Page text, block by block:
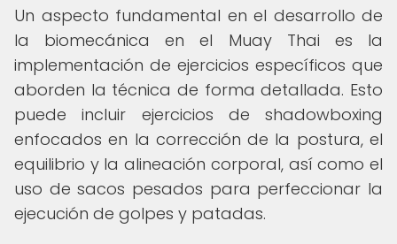
Un aspecto fundamental en el desarrollo de
la biomecánica en el Muay Thai es la
implementación de ejercicios específicos que
aborden la técnica de forma detallada. Esto
puede incluir ejercicios de shadowboxing
enfocados en la corrección de la postura, el
equilibrio y la alineación corporal, así como el
uso de sacos pesados para perfeccionar la
ejecución de golpes y patadas.